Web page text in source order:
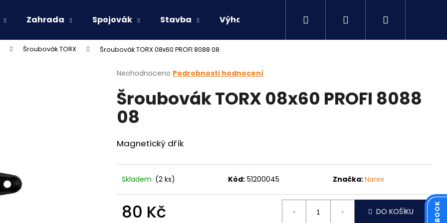
Zahrada Spojovák Stavba Výhodné sety Kontakty Přihlášení
Šroubovák TORX Šroubovák TORX 08x60 PROFI 8088 08
Průměrné
produktu
je
0,0
z
hvězdiček.
Neohodnoceno Podrobnosti hodnocení
Šroubovák TORX 08x60 PROFI 8088
08
Magnetický dřík
Skladem (2 ks) Kód: 51200045 Značka:Narex
80 Kč DO KOŠÍKU
Co potřebujete najít?
HLEDAT
Následující